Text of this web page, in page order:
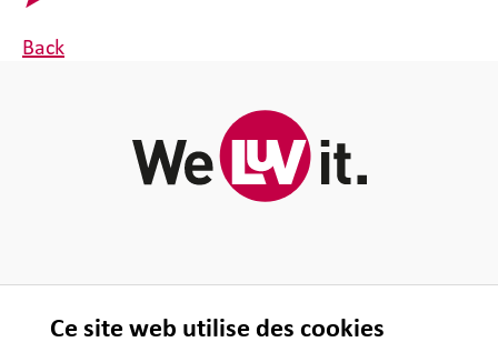
Back
Ce site web utilise des cookies